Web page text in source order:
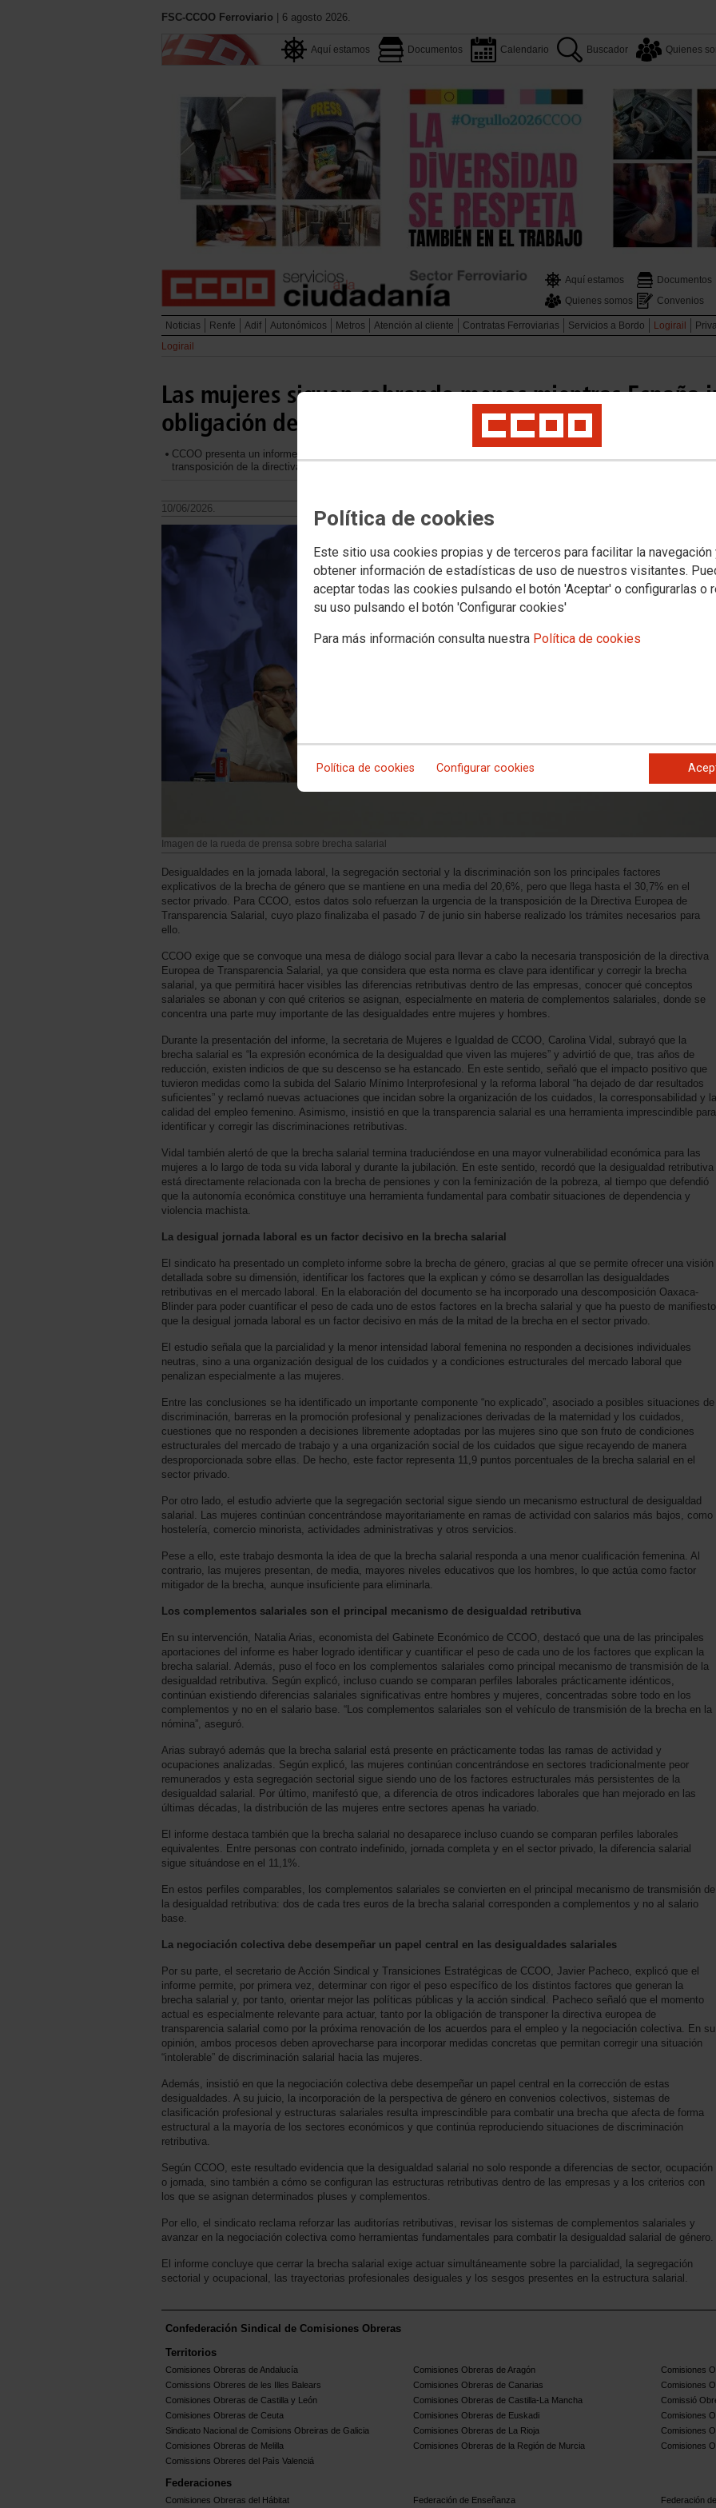
Política de cookies
Este sitio usa cookies propias y de terceros para facilitar la navegación
obtener información de estadísticas de uso de nuestros visitantes.
aceptar todas las cookies pulsando el botón 'Aceptar' o configurarlas o
su uso pulsando el botón 'Configurar cookies'
Para más información consulta nuestra Política de cookies
Política de cookies Configurar cookies
FSC-CCOO Ferroviario | 6 agosto 2026.
Aquí estamos Documentos Calendario Buscador Quienes
Aquí estamos
Documentos
Quienes somos
Convenios
Noticias Renfe Adif Autonómicos Metros Atención al cliente Contratas Ferroviarias Servicios a Bordo Logirail
Logirail
Las mujeres siguen cobrando menos mientras España
obligación de dar más transparencia a los salarios
CCOO presenta un informe que desgrana los componentes de la brecha salarial de género y exige la convocatoria
transposición de la directiva de transparencia salarial
10/06/2026.
Imagen de la rueda de prensa sobre brecha salarial
Desigualdades en la jornada laboral, la segregación sectorial y la discriminación son los principales factores
explicativos de la brecha de género que se mantiene en una media del 20,6%, pero que llega hasta el 30,7% en el
sector privado. Para CCOO, estos datos solo refuerzan la urgencia de la transposición de la Directiva Europea de
Transparencia Salarial, cuyo plazo finalizaba el pasado 7 de junio sin haberse realizado los trámites necesarios para
ello.
CCOO exige que se convoque una mesa de diálogo social para llevar a cabo la necesaria transposición de la directiva
Europea de Transparencia Salarial, ya que considera que esta norma es clave para identificar y corregir la brecha
salarial, ya que permitirá hacer visibles las diferencias retributivas dentro de las empresas, conocer qué conceptos
salariales se abonan y con qué criterios se asignan, especialmente en materia de complementos salariales, donde se
concentra una parte muy importante de las desigualdades entre mujeres y hombres.
Durante la presentación del informe, la secretaria de Mujeres e Igualdad de CCOO, Carolina Vidal, subrayó que la
brecha salarial es “la expresión económica de la desigualdad que viven las mujeres” y advirtió de que, tras años de
reducción, existen indicios de que su descenso se ha estancado. En este sentido, señaló que el impacto positivo que
tuvieron medidas como la subida del Salario Mínimo Interprofesional y la reforma laboral “ha dejado de dar resultados
suficientes” y reclamó nuevas actuaciones que incidan sobre la organización de los cuidados, la corresponsabilidad y la
calidad del empleo femenino. Asimismo, insistió en que la transparencia salarial es una herramienta imprescindible para
identificar y corregir las discriminaciones retributivas.
Vidal también alertó de que la brecha salarial termina traduciéndose en una mayor vulnerabilidad económica para las
mujeres a lo largo de toda su vida laboral y durante la jubilación. En este sentido, recordó que la desigualdad retributiva
está directamente relacionada con la brecha de pensiones y con la feminización de la pobreza, al tiempo que defendió
que la autonomía económica constituye una herramienta fundamental para combatir situaciones de dependencia y
violencia machista.
La desigual jornada laboral es un factor decisivo en la brecha salarial
El sindicato ha presentado un completo informe sobre la brecha de género, gracias al que se permite ofrecer una visión
detallada sobre su dimensión, identificar los factores que la explican y cómo se desarrollan las desigualdades
retributivas en el mercado laboral. En la elaboración del documento se ha incorporado una descomposición Oaxaca-
Blinder para poder cuantificar el peso de cada uno de estos factores en la brecha salarial y que ha puesto de manifiesto
que la desigual jornada laboral es un factor decisivo en más de la mitad de la brecha en el sector privado.
El estudio señala que la parcialidad y la menor intensidad laboral femenina no responden a decisiones individuales
neutras, sino a una organización desigual de los cuidados y a condiciones estructurales del mercado laboral que
penalizan especialmente a las mujeres.
Entre las conclusiones se ha identificado un importante componente “no explicado”, asociado a posibles situaciones de
discriminación, barreras en la promoción profesional y penalizaciones derivadas de la maternidad y los cuidados,
cuestiones que no responden a decisiones libremente adoptadas por las mujeres sino que son fruto de condiciones
estructurales del mercado de trabajo y a una organización social de los cuidados que sigue recayendo de manera
desproporcionada sobre ellas. De hecho, este factor representa 11,9 puntos porcentuales de la brecha salarial en el
sector privado.
Por otro lado, el estudio advierte que la segregación sectorial sigue siendo un mecanismo estructural de desigualdad
salarial. Las mujeres continúan concentrándose mayoritariamente en ramas de actividad con salarios más bajos, como
hostelería, comercio minorista, actividades administrativas y otros servicios.
Pese a ello, este trabajo desmonta la idea de que la brecha salarial responda a una menor cualificación femenina. Al
contrario, las mujeres presentan, de media, mayores niveles educativos que los hombres, lo que actúa como factor
mitigador de la brecha, aunque insuficiente para eliminarla.
Los complementos salariales son el principal mecanismo de desigualdad retributiva
En su intervención, Natalia Arias, economista del Gabinete Económico de CCOO, destacó que una de las principales
aportaciones del informe es haber logrado identificar y cuantificar el peso de cada uno de los factores que explican la
brecha salarial. Además, puso el foco en los complementos salariales como principal mecanismo de transmisión de la
desigualdad retributiva. Según explicó, incluso cuando se comparan perfiles laborales prácticamente idénticos,
continúan existiendo diferencias salariales significativas entre hombres y mujeres, concentradas sobre todo en los
complementos y no en el salario base. “Los complementos salariales son el vehículo de transmisión de la brecha en la
nómina”, aseguró.
Arias subrayó además que la brecha salarial está presente en prácticamente todas las ramas de actividad y
ocupaciones analizadas. Según explicó, las mujeres continúan concentrándose en sectores tradicionalmente peor
remunerados y esta segregación sectorial sigue siendo uno de los factores estructurales más persistentes de la
desigualdad salarial. Por último, manifestó que, a diferencia de otros indicadores laborales que han mejorado en las
últimas décadas, la distribución de las mujeres entre sectores apenas ha variado.
El informe destaca también que la brecha salarial no desaparece incluso cuando se comparan perfiles laborales
equivalentes. Entre personas con contrato indefinido, jornada completa y en el sector privado, la diferencia salarial
sigue situándose en el 11,1%.
En estos perfiles comparables, los complementos salariales se convierten en el principal mecanismo de transmisión de
la desigualdad retributiva: dos de cada tres euros de la brecha salarial corresponden a complementos y no al salario
base.
La negociación colectiva debe desempeñar un papel central en las desigualdades salariales
Por su parte, el secretario de Acción Sindical y Transiciones Estratégicas de CCOO, Javier Pacheco, explicó que el
informe permite, por primera vez, determinar con rigor el peso específico de los distintos factores que generan la
brecha salarial y, por tanto, orientar mejor las políticas públicas y la acción sindical. Pacheco señaló que el momento
actual es especialmente relevante para actuar, tanto por la obligación de transponer la directiva europea de
transparencia salarial como por la próxima renovación de los acuerdos para el empleo y la negociación colectiva. En su
opinión, ambos procesos deben aprovecharse para incorporar medidas concretas que permitan corregir una situación
“intolerable” de discriminación salarial hacia las mujeres.
Además, insistió en que la negociación colectiva debe desempeñar un papel central en la corrección de estas
desigualdades. A su juicio, la incorporación de la perspectiva de género en convenios colectivos, sistemas de
clasificación profesional y estructuras salariales resulta imprescindible para combatir una brecha que afecta de forma
estructural a la mayoría de los sectores económicos y que continúa reproduciendo situaciones de discriminación
retributiva.
Según CCOO, este resultado evidencia que la desigualdad salarial no solo responde a diferencias de sector, ocupación
o jornada, sino también a cómo se configuran las estructuras retributivas dentro de las empresas y a los criterios con
los que se asignan determinados pluses y complementos.
Por ello, el sindicato reclama reforzar las auditorías retributivas, revisar los sistemas de complementos salariales y
avanzar en la negociación colectiva como herramientas fundamentales para combatir la desigualdad salarial de género.
El informe concluye que cerrar la brecha salarial exige actuar simultáneamente sobre la parcialidad, la segregación
sectorial y ocupacional, las trayectorias profesionales desiguales y los sesgos presentes en la estructura salarial.
Confederación Sindical de Comisiones Obreras
Territorios
Comisiones Obreras de Andalucía Comisiones Obreras de Aragón
Comisiones
Comissions Obreres de les Illes Balears
Comisiones Obreras de Canarias
Comisiones
Comisiones Obreras de Castilla y León
Comisiones Obreras de Castilla-La Mancha
Comissió
Comisiones Obreras de Ceuta
Comisiones Obreras de Euskadi
Comisiones
Sindicato Nacional de Comisions Obreiras de Galicia
Comisiones Obreras de La Rioja
Comisiones
Comisiones Obreras de Melilla
Comisiones Obreras de la Región de Murcia
Comisiones
Comissions Obreres del Paìs Valenciá
Federaciones
Comisiones Obreras del Hábitat Federación de Enseñanza Federación